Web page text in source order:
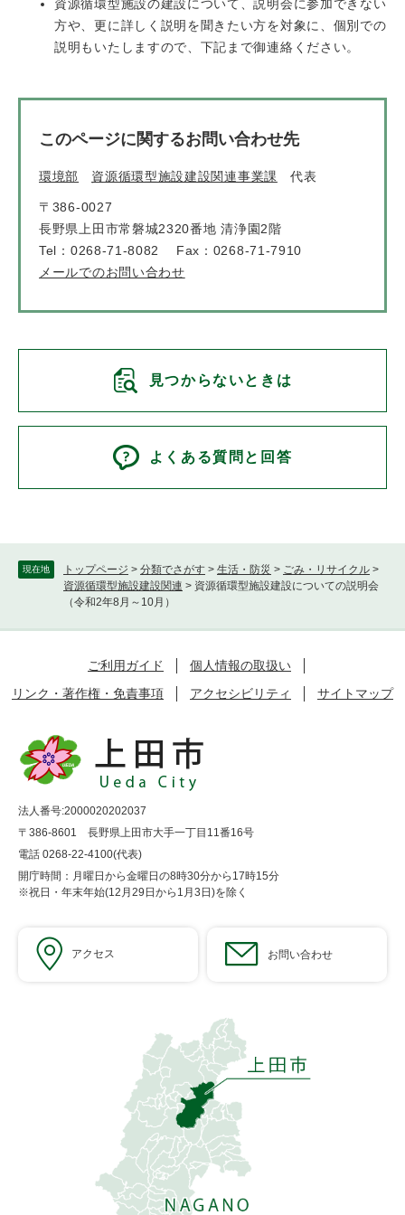
現在地 トップページ > 分類でさがす > 生活・防災 > ごみ・リサイクル >
資源循環型施設建設関連 > 資源循環型施設建設についての説明会
（令和2年8月～10月）
資源循環型施設の建設について、説明会に参加できない
方や、更に詳しく説明を聞きたい方を対象に、個別での
説明もいたしますので、下記まで御連絡ください。
このページに関するお問い合わせ先
環境部 資源循環型施設建設関連事業課 代表
〒386-0027
長野県上田市常磐城2320番地 清浄園2階
Tel：0268-71-8082
Fax：0268-71-7910
メールでのお問い合わせ
見つからないときは
よくある質問と回答
ご利用ガイド
個人情報の取扱い
リンク・著作権・免責事項
アクセシビリティ サイトマップ
法人番号:2000020202037
〒386-8601 長野県上田市大手一丁目11番16号
電話 0268-22-4100(代表)
開庁時間：月曜日から金曜日の8時30分から17時15分
※祝日・年末年始(12月29日から1月3日)を除く
アクセス お問い合わせ